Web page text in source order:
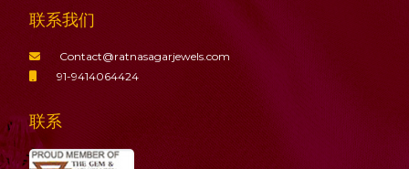
联系我们
Contact@ratnasagarjewels.com
91-9414064424
联系